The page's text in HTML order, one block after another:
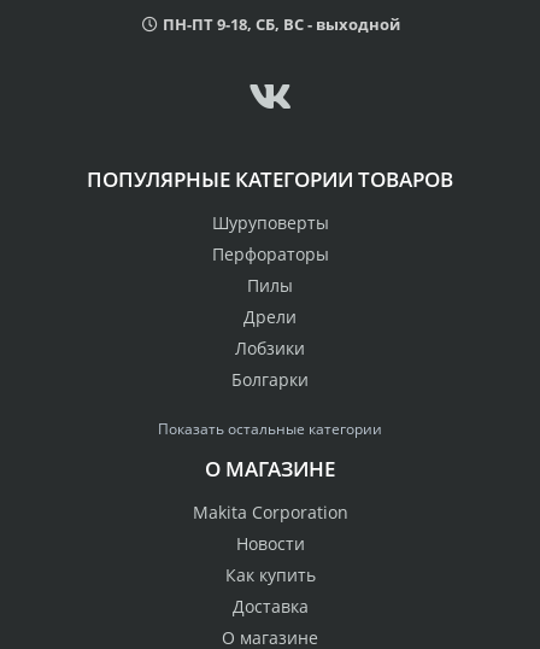
ПН-ПТ 9-18, СБ, ВС - выходной
ПОПУЛЯРНЫЕ КАТЕГОРИИ ТОВАРОВ
Шуруповерты
Перфораторы
Пилы
Дрели
Лобзики
Болгарки
Показать остальные категории
О МАГАЗИНЕ
Makita Corporation
Новости
Как купить
Доставка
О магазине